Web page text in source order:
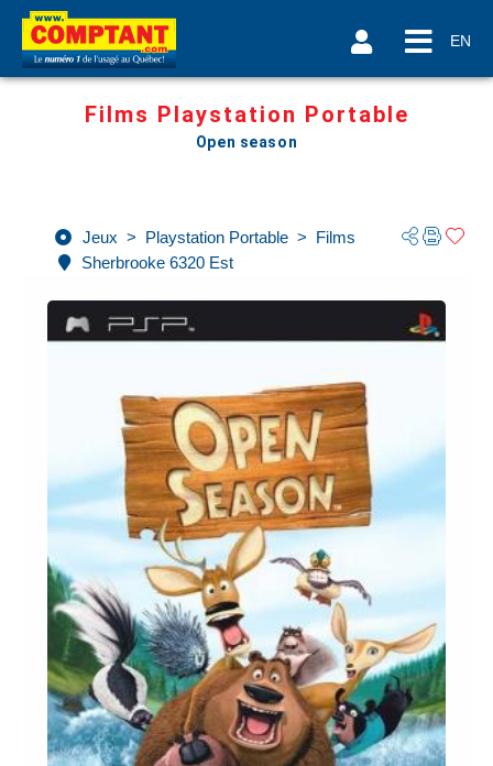
EN
Films Playstation Portable
Open season
Jeux > Playstation Portable > Films
Sherbrooke 6320 Est